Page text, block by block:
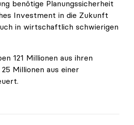
benötige Planungssicherheit
Investment in die Zukunft
in wirtschaftlich schwierigen
121 Millionen aus ihren
Millionen aus einer
Universitäten